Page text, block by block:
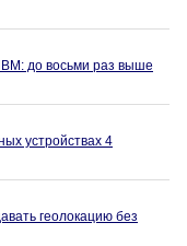
до восьми раз выше
устройствах 4
геолокацию без